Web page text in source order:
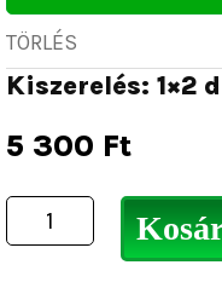
TÖRLÉS
Kiszerelés: 1×2
5 300 Ft